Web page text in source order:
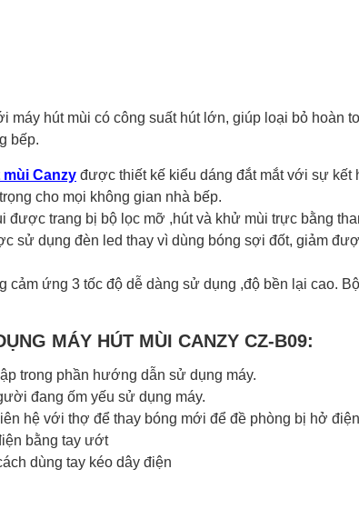
hút mùi có công suất hút lớn, giúp loại bỏ hoàn
bếp.
mùi Canzy được thiết kế kiểu dáng đắt mắt với sự kết
cho mọi không gian nhà bếp.
được trang bị bộ lọc mỡ ,hút và khử mùi trực bằng
sử dụng đèn led thay vì dùng bóng sợi đốt, giảm
ứng 3 tốc độ dễ dàng sử dụng ,độ bền lại cao.
MÁY HÚT MÙI CANZY CZ-B09:
phần hướng dẫn sử dụng máy.
đang ốm yếu sử dụng máy.
hệ với thợ để thay bóng mới để đề phòng bị hở điện
bằng tay ướt
dùng tay kéo dây điện